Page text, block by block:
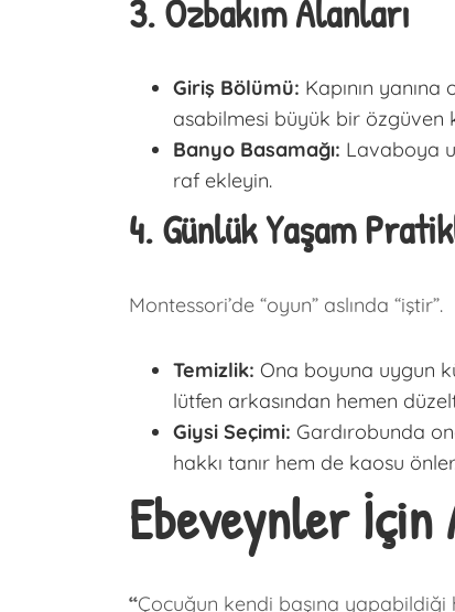
3. Özbakım Alanları
Giriş Bölümü: Kapının
asabilmesi büyük bir özgüven
Banyo Basamağı: Lavaboya
raf ekleyin.
4. Günlük Yaşam
Montessori’de “oyun” aslında “iştir”.
Temizlik: Ona boyuna uygun
lütfen arkasından hemen
Giysi Seçimi: Gardırobunda
hakkı tanır hem de kaosu
Ebeveynler
“Çocuğun kendi başına